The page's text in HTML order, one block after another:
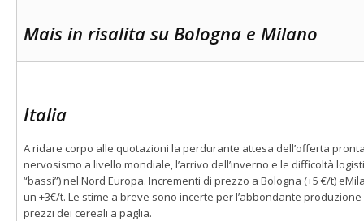
Mais in risalita su Bologna e Milano
Italia
A ridare corpo alle quotazioni la perdurante attesa dell’offerta
nervosismo a livello mondiale, l’arrivo dell’inverno e le difficoltà
“bassi”) nel Nord Europa. Incrementi di prezzo a Bologna (+5 €/t)
un +3€/t. Le stime a breve sono incerte per l’abbondante
prezzi dei cereali a paglia.